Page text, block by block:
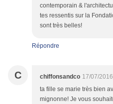
contemporain &
tes ressentis sur la
sont très belles!
Répondre
C chiffonsandco 17/07/
ta fille se marie très bien
mignonne! Je vous